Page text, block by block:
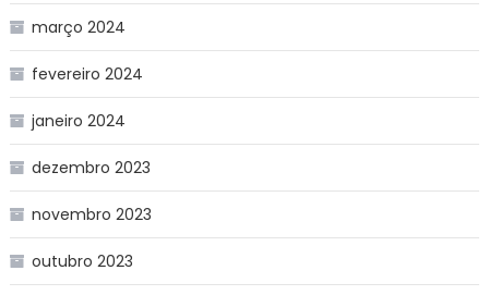
março 2024
fevereiro 2024
janeiro 2024
dezembro 2023
novembro 2023
outubro 2023